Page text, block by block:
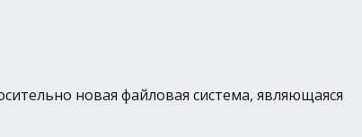
новая файловая система, являющаяся